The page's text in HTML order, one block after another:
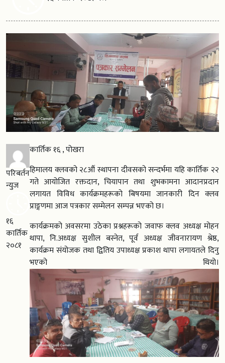
परिबर्तन
न्युज
१६
कार्तिक
२०८१
कार्तिक १६ , पोखरा
हिमालय क्लवको २८औं स्थापना दीवसको सन्दर्भमा यहि कार्तिक २२
गते आयोजित रक्तदान, चियापान तथा शुभकामना आदानप्रदान
लगायत विविध कार्यक्रमहरूको बिषयमा जानकारी दिन क्लव
प्राङ्गणमा आज पत्रकार सम्मेलन सम्पन्न भएको छ।
कार्यक्रमको अवसरमा उठेका प्रश्नहरूको जवाफ क्लव अध्यक्ष मोहन
थापा, नि.अध्यक्ष सुशील बस्नेत, पूर्व अध्यक्ष जीवनारायण श्रेष्ठ,
कार्यक्रम संयोजक तथा द्वितिय उपाध्यक्ष प्रकाश थापा लगायतले दिनु
भएको थियो।